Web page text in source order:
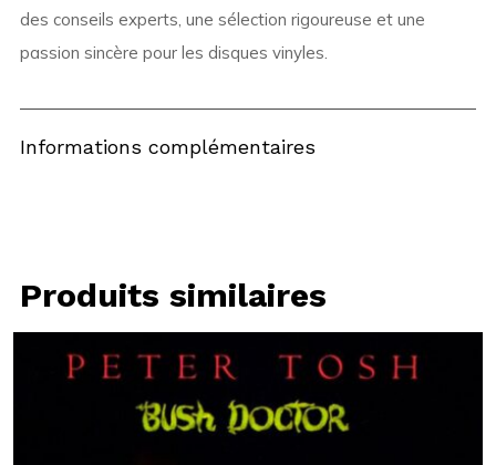
des conseils experts, une sélection rigoureuse et une
passion sincère pour les disques vinyles.
Informations complémentaires
Produits similaires